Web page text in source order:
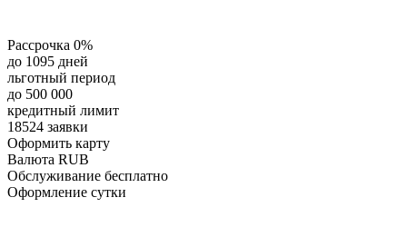
Рассрочка 0%
до 1095 дней
льготный период
до 500 000
кредитный лимит
18524 заявки
Оформить карту
Валюта RUB
Обслуживание бесплатно
Оформление сутки